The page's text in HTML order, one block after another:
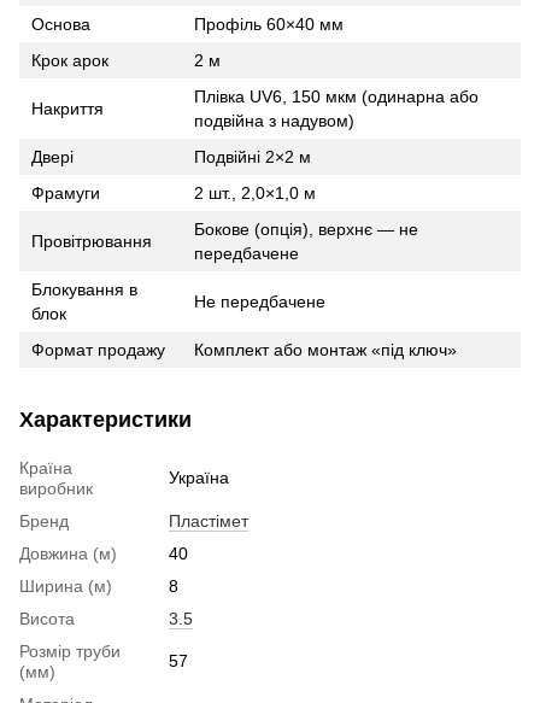
Основа
Профіль 60×40 мм
Крок арок
2 м
Накриття
Плівка UV6, 150 мкм (одинарна або
подвійна з надувом)
Двері
Подвійні 2×2 м
Фрамуги
2 шт., 2,0×1,0 м
Провітрювання
Бокове (опція), верхнє — не
передбачене
Блокування в
блок
Не передбачене
Формат продажу Комплект або монтаж «під ключ»
Характеристики
Країна
виробник
Україна
Бренд
Пластімет
Довжина (м)
40
Ширина (м)
8
Висота
3.5
Розмір труби
(мм)
57